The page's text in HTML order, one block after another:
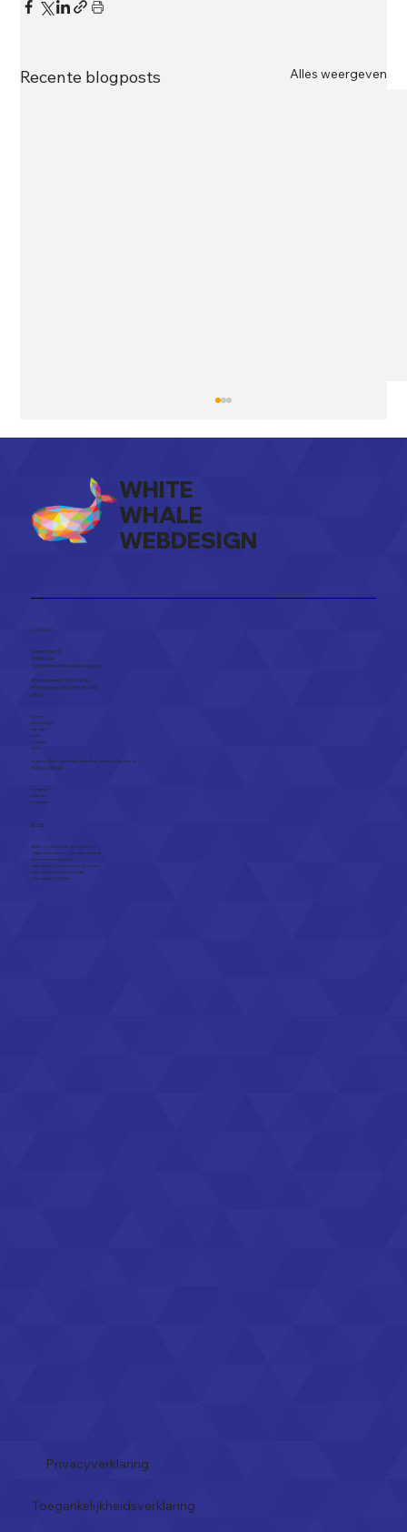
Recente blogposts Alles weergeven
WHITE
WHALE
WEBDESIGN
CONTACT
Zandstraat 17
2250 Olen​
Tom@WhiteWhaleWebdesign.be
Ond.nummer: 0795 594 196
BTW nummer: BE 0795 594 196
MENU
Home
Webdesign
Diensten
Over
Contact
FAQ
Actief inOlen ,Herentals ,Kasterlee ,Geelen Turnhout
SOCIAL MEDIA
Instagram
Linkedin
Whatsapp
BLOG
Waarom je website vernieuwen?
Haal meer uit Google Mijn Bedrijf.
Wat betekent de EAA?
Case Study: Out & Indoor Reclame
Case Study: Care Fur A Walk
Case Study: TC Olen
Privacyverklaring
Toegankelijkheidsverklaring